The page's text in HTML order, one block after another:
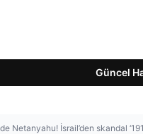
Güncel
Netanyahu! İsrail’den skandal